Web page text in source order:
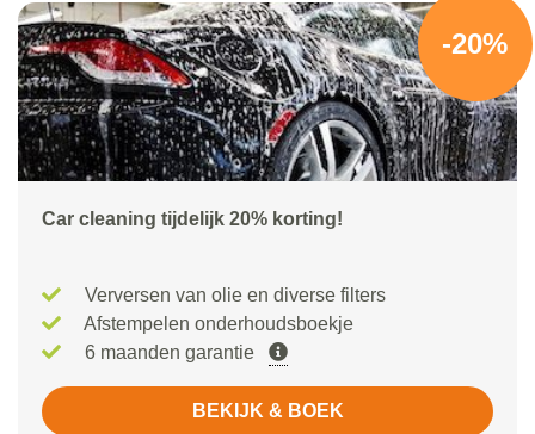
-20%
Car cleaning tijdelijk 20% korting!
Verversen van olie en diverse filters
Afstempelen onderhoudsboekje
6 maanden garantie
BEKIJK & BOEK